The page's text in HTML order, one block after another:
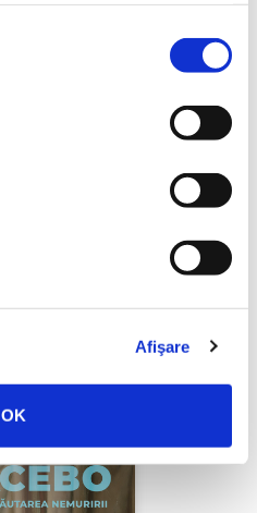
Afişare
OK
Capcana identității